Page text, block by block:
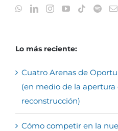
Lo más reciente:
Cuatro Arenas de
(en medio de la apertura
reconstrucción)
Cómo competir en la